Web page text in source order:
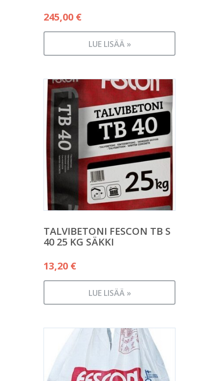
245,00 €
LUE LISÄÄ »
TALVIBETONI FESCON TB S
40 25 KG SÄKKI
13,20 €
LUE LISÄÄ »